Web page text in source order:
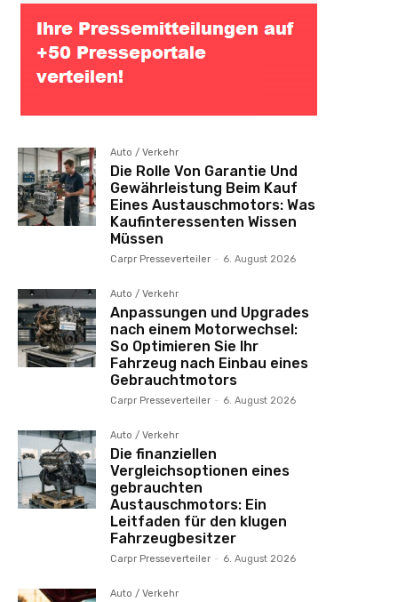
Auto / Verkehr
Die Rolle Von Garantie Und
Gewährleistung Beim Kauf
Eines Austauschmotors: Was
Kaufinteressenten Wissen
Müssen
Carpr Presseverteiler - 6. August 2026
Auto / Verkehr
Anpassungen und Upgrades
nach einem Motorwechsel:
So Optimieren Sie Ihr
Fahrzeug nach Einbau eines
Gebrauchtmotors
Carpr Presseverteiler - 6. August 2026
Auto / Verkehr
Die finanziellen
Vergleichsoptionen eines
gebrauchten
Austauschmotors: Ein
Leitfaden für den klugen
Fahrzeugbesitzer
Carpr Presseverteiler - 6. August 2026
Auto / Verkehr